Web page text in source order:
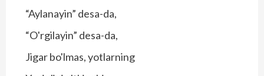
“Aylanayin” desa-da,
“O'rgilayin” desa-da,
Jigar bo'lmas, yotlarning